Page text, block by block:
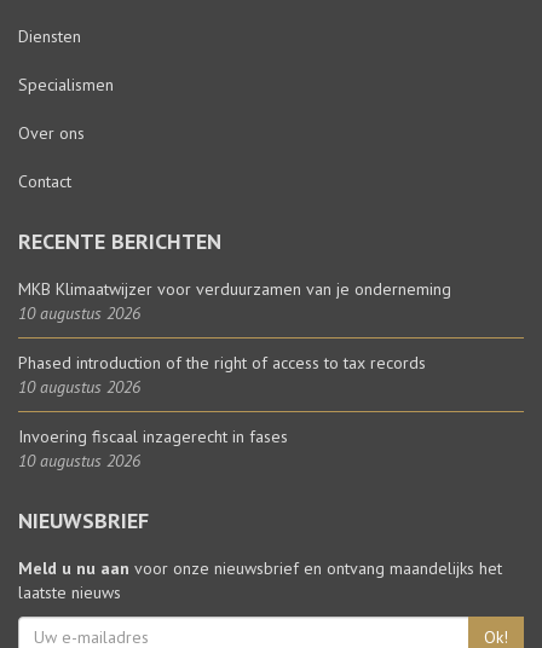
Diensten
Specialismen
Over ons
Contact
RECENTE BERICHTEN
MKB Klimaatwijzer voor verduurzamen van je onderneming
10 augustus 2026
Phased introduction of the right of access to tax records
10 augustus 2026
Invoering fiscaal inzagerecht in fases
10 augustus 2026
NIEUWSBRIEF
Meld u nu aan voor onze nieuwsbrief en ontvang maandelijks het
laatste nieuws
Ok!